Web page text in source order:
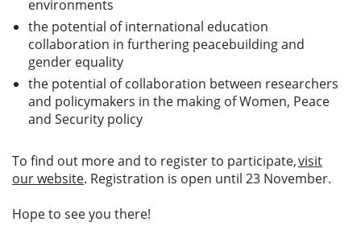
environments
the potential of international education
collaboration in furthering peacebuilding and
gender equality
the potential of collaboration between researchers
and policymakers in the making of Women, Peace
and Security policy
To find out more and to register to participate,visit
our website. Registration is open until 23 November.
Hope to see you there!